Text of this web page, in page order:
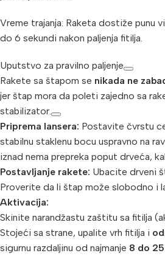
Vreme trajanja: Raketa dostiže punu
do 6 sekundi nakon paljenja fitilja.
Uputstvo za pravilno paljenje
Rakete sa štapom se nikada ne
jer štap mora da poleti zajedno sa
stabilizator.
Priprema lansera: Postavite čvrstu
stabilnu staklenu bocu uspravno na
iznad nema prepreka poput drveća,
Postavljanje rakete: Ubacite drveni
Proverite da li štap može slobodno i
Aktivacija:
Skinite narandžastu zaštitu sa fitilja
Stojeći sa strane, upalite vrh fitilja i
sigurnu razdaljinu od najmanje 8 do